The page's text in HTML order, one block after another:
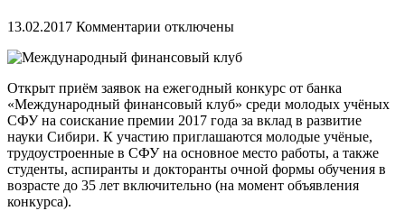
13.02.2017 Комментарии отключены
Открыт приём заявок на ежегодный конкурс от банка
«Международный финансовый клуб» среди молодых учёных
СФУ на соискание премии 2017 года за вклад в развитие
науки Сибири. К участию приглашаются молодые учёные,
трудоустроенные в СФУ на основное место работы, а также
студенты, аспиранты и докторанты очной формы обучения в
возрасте до 35 лет включительно (на момент объявления
конкурса).